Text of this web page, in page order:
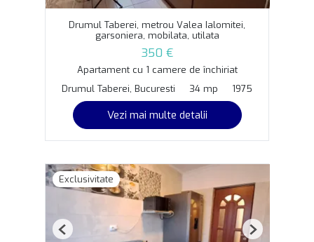
Drumul Taberei, metrou Valea Ialomitei,
garsoniera, mobilata, utilata
350 €
Apartament cu 1 camere de închiriat
Drumul Taberei, Bucuresti
34 mp 1975
Vezi mai multe detalii
Exclusivitate
Previous Next